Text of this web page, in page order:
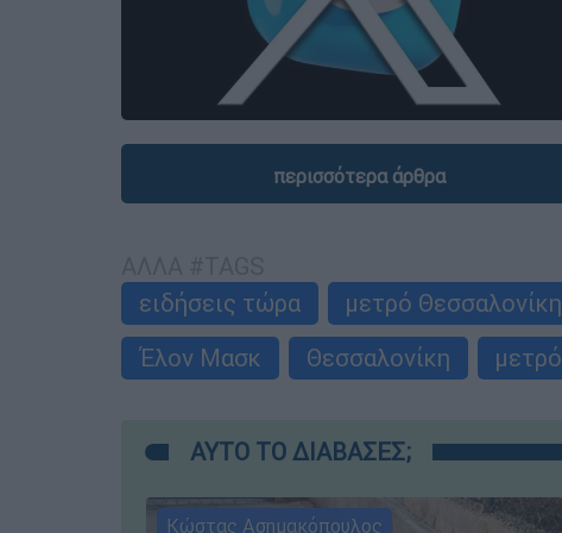
περισσότερα άρθρα
ειδήσεις τώρα
μετρό Θεσσαλονίκη
Έλον Μασκ
Θεσσαλονίκη μετρό
ΑΥΤΟ ΤΟ ΔΙΑΒΑΣΕΣ;
Κώστας Ασημακόπουλος